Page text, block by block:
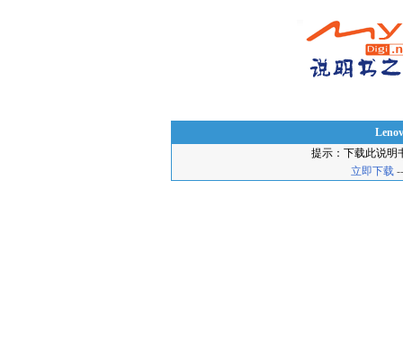
提示：下载此说明
立即下载--